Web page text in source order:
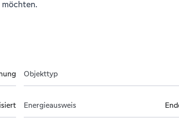
Objekttyp
Energieausweis